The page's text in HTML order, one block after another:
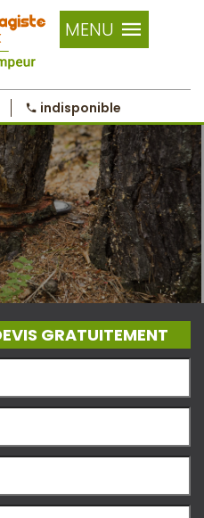
MENU
indisponible
GRATUITEMENT